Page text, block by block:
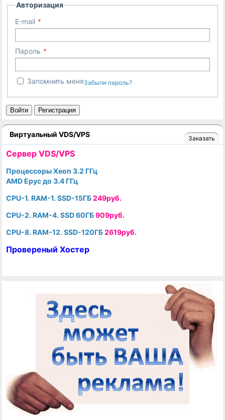
Авторизация
E-mail
Пароль
Запомнить меняЗабыли пароль?
Войти Регистрация
Виртуальный VDS/VPS Заказать
Cервер VDS/VPS
Процессоры Xeon 3.2 ГГц
AMD Epyc до 3.4 ГГц
CPU-1. RAM-1. SSD-15ГБ249руб.
CPU-2. RAM-4. SSD 60ГБ909руб.
CPU-8. RAM-12. SSD-120ГБ2619руб.
Провереный Хостер